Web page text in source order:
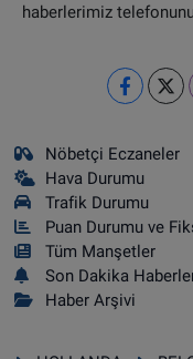
haberlerimiz
Nöbetçi Eczaneler
Hava Durumu
Trafik Durumu
Puan Durumu ve
Tüm Manşetler
Son Dakika
Haber Arşivi